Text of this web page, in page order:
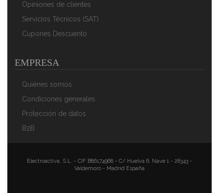
Opiniones de clientes
Servicios Técnicos (SAT)
Cupones Descuento
EMPRESA
Quiénes somos
Condiciones generales
Protección de datos
B2B
Electroactiva, S.L. - CIF B86174968 - C/ Huelva 6, Nave 1 - 28343 -
Valdemoro - Madrid España